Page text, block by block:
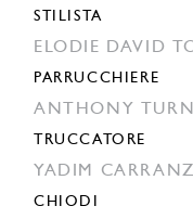
STILISTA
ELODIE DAVID
PARRUCCHIERE
ANTHONY
TRUCCATORE
YADIM
CHIODI